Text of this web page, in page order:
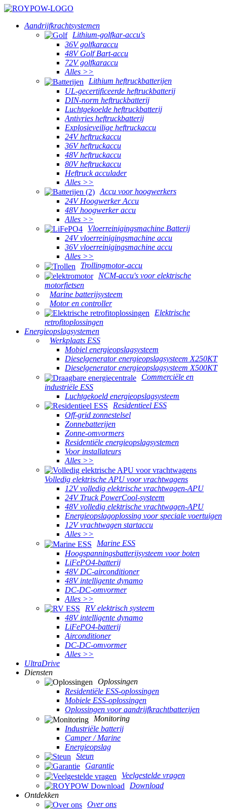
Aandrijfkrachtsystemen
Lithium-golfkar-accu's
36V golfkaraccu
48V Golf Bart-accu
72V golfkaraccu
Alles >>
Lithium heftruckbatterijen
UL-gecertificeerde heftruckbatterij
DIN-norm heftruckbatterij
Luchtgekoelde heftruckbatterij
Antivries heftruckbatterij
Explosieveilige heftruckaccu
24V heftruckaccu
36V heftruckaccu
48V heftruckaccu
80V heftruckaccu
Heftruck acculader
Alles >>
Accu voor hoogwerkers
24V Hoogwerker Accu
48V hoogwerker accu
Alles >>
Vloerreinigingsmachine Batterij
24V vloerreinigingsmachine accu
36V vloerreinigingsmachine accu
Alles >>
Trollingmotor-accu
NCM-accu's voor elektrische
motorfietsen
Marine batterijsysteem
Motor en controller
Elektrische
retrofitoplossingen
Energieopslagsystemen
Werkplaats ESS
Mobiel energieopslagsysteem
Dieselgenerator energieopslagsysteem X250KT
Dieselgenerator energieopslagsysteem X500KT
Commerciële en
industriële ESS
Luchtgekoeld energieopslagsysteem
Residentieel ESS
Off-grid zonnestelsel
Zonnebatterijen
Zonne-omvormers
Residentiële energieopslagsystemen
Voor installateurs
Alles >>
Volledig elektrische APU voor vrachtwagens
12V volledig elektrische vrachtwagen-APU
24V Truck PowerCool-systeem
48V volledig elektrische vrachtwagen-APU
Energieopslagoplossing voor speciale voertuigen
12V vrachtwagen startaccu
Alles >>
Marine ESS
Hoogspanningsbatterijsysteem voor boten
LiFePO4-batterij
48V DC-airconditioner
48V intelligente dynamo
DC-DC-omvormer
Alles >>
RV elektrisch systeem
48V intelligente dynamo
LiFePO4-batterij
Airconditioner
DC-DC-omvormer
Alles >>
UltraDrive
Diensten
Oplossingen
Residentiële ESS-oplossingen
Mobiele ESS-oplossingen
Oplossingen voor aandrijfkrachtbatterijen
Monitoring
Industriële batterij
Camper / Marine
Energieopslag
Steun
Garantie
Veelgestelde vragen
Download
Ontdekken
Over ons